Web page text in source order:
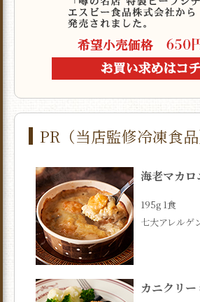
PR（当店監修冷凍食品
海老マカ
195g 1食
七大アレルゲ
カニクリ